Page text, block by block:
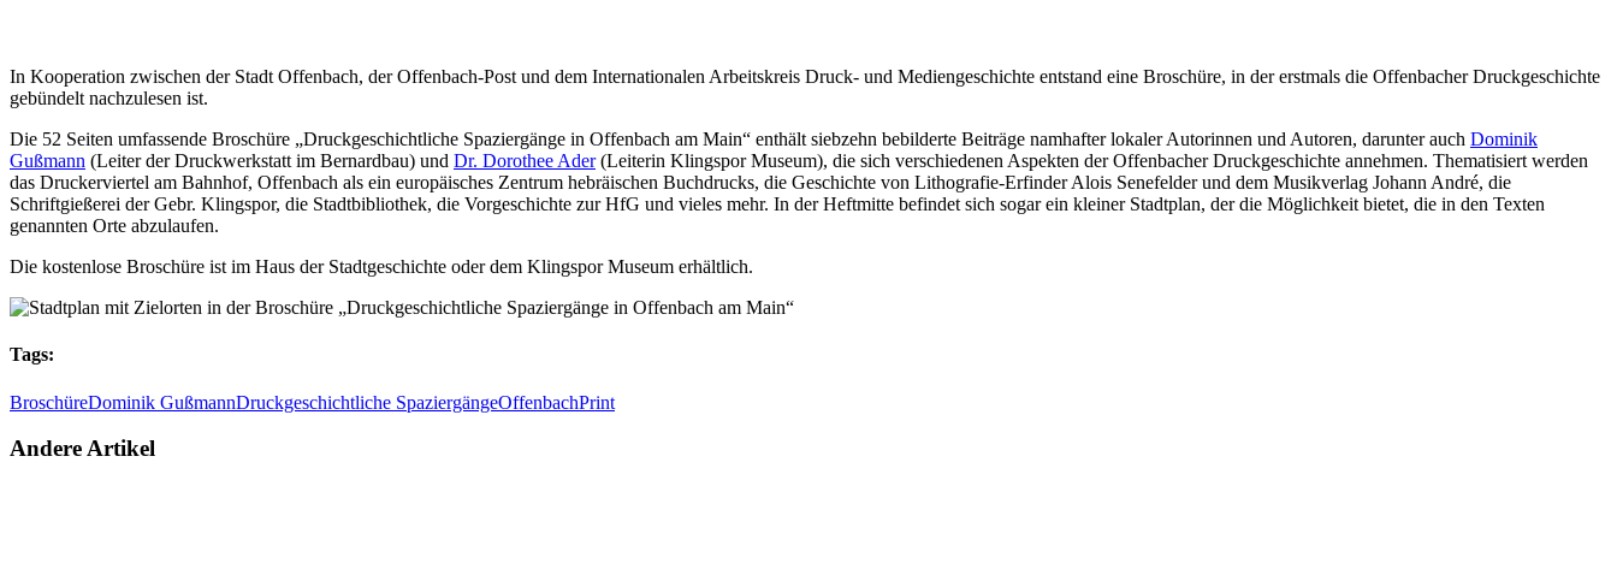
In Kooperation zwischen der Stadt Offenbach, der Offenbach-Post und dem Internationalen Arbeitskreis Druck- und Mediengeschichte entstand eine Broschüre, in der erstmals die Offenbacher Druckgeschichte
gebündelt nachzulesen ist.
Die 52 Seiten umfassende Broschüre „Druckgeschichtliche Spaziergänge in Offenbach am Main“ enthält siebzehn bebilderte Beiträge namhafter lokaler Autorinnen und Autoren, darunter auch Dominik
Gußmann (Leiter der Druckwerkstatt im Bernardbau) und Dr. Dorothee Ader(Leiterin Klingspor Museum), die sich verschiedenen Aspekten der Offenbacher Druckgeschichte annehmen. Thematisiert werden
das Druckerviertel am Bahnhof, Offenbach als ein europäisches Zentrum hebräischen Buchdrucks, die Geschichte von Lithografie-Erfinder Alois Senefelder und dem Musikverlag Johann André, die
Schriftgießerei der Gebr. Klingspor, die Stadtbibliothek, die Vorgeschichte zur HfG und vieles mehr. In der Heftmitte befindet sich sogar ein kleiner Stadtplan, der die Möglichkeit bietet, die in den Texten
genannten Orte abzulaufen.
Die kostenlose Broschüre ist im Haus der Stadtgeschichte oder dem Klingspor Museum erhältlich.
Tags:
BroschüreDominik GußmannDruckgeschichtliche SpaziergängeOffenbachPrint
Andere Artikel